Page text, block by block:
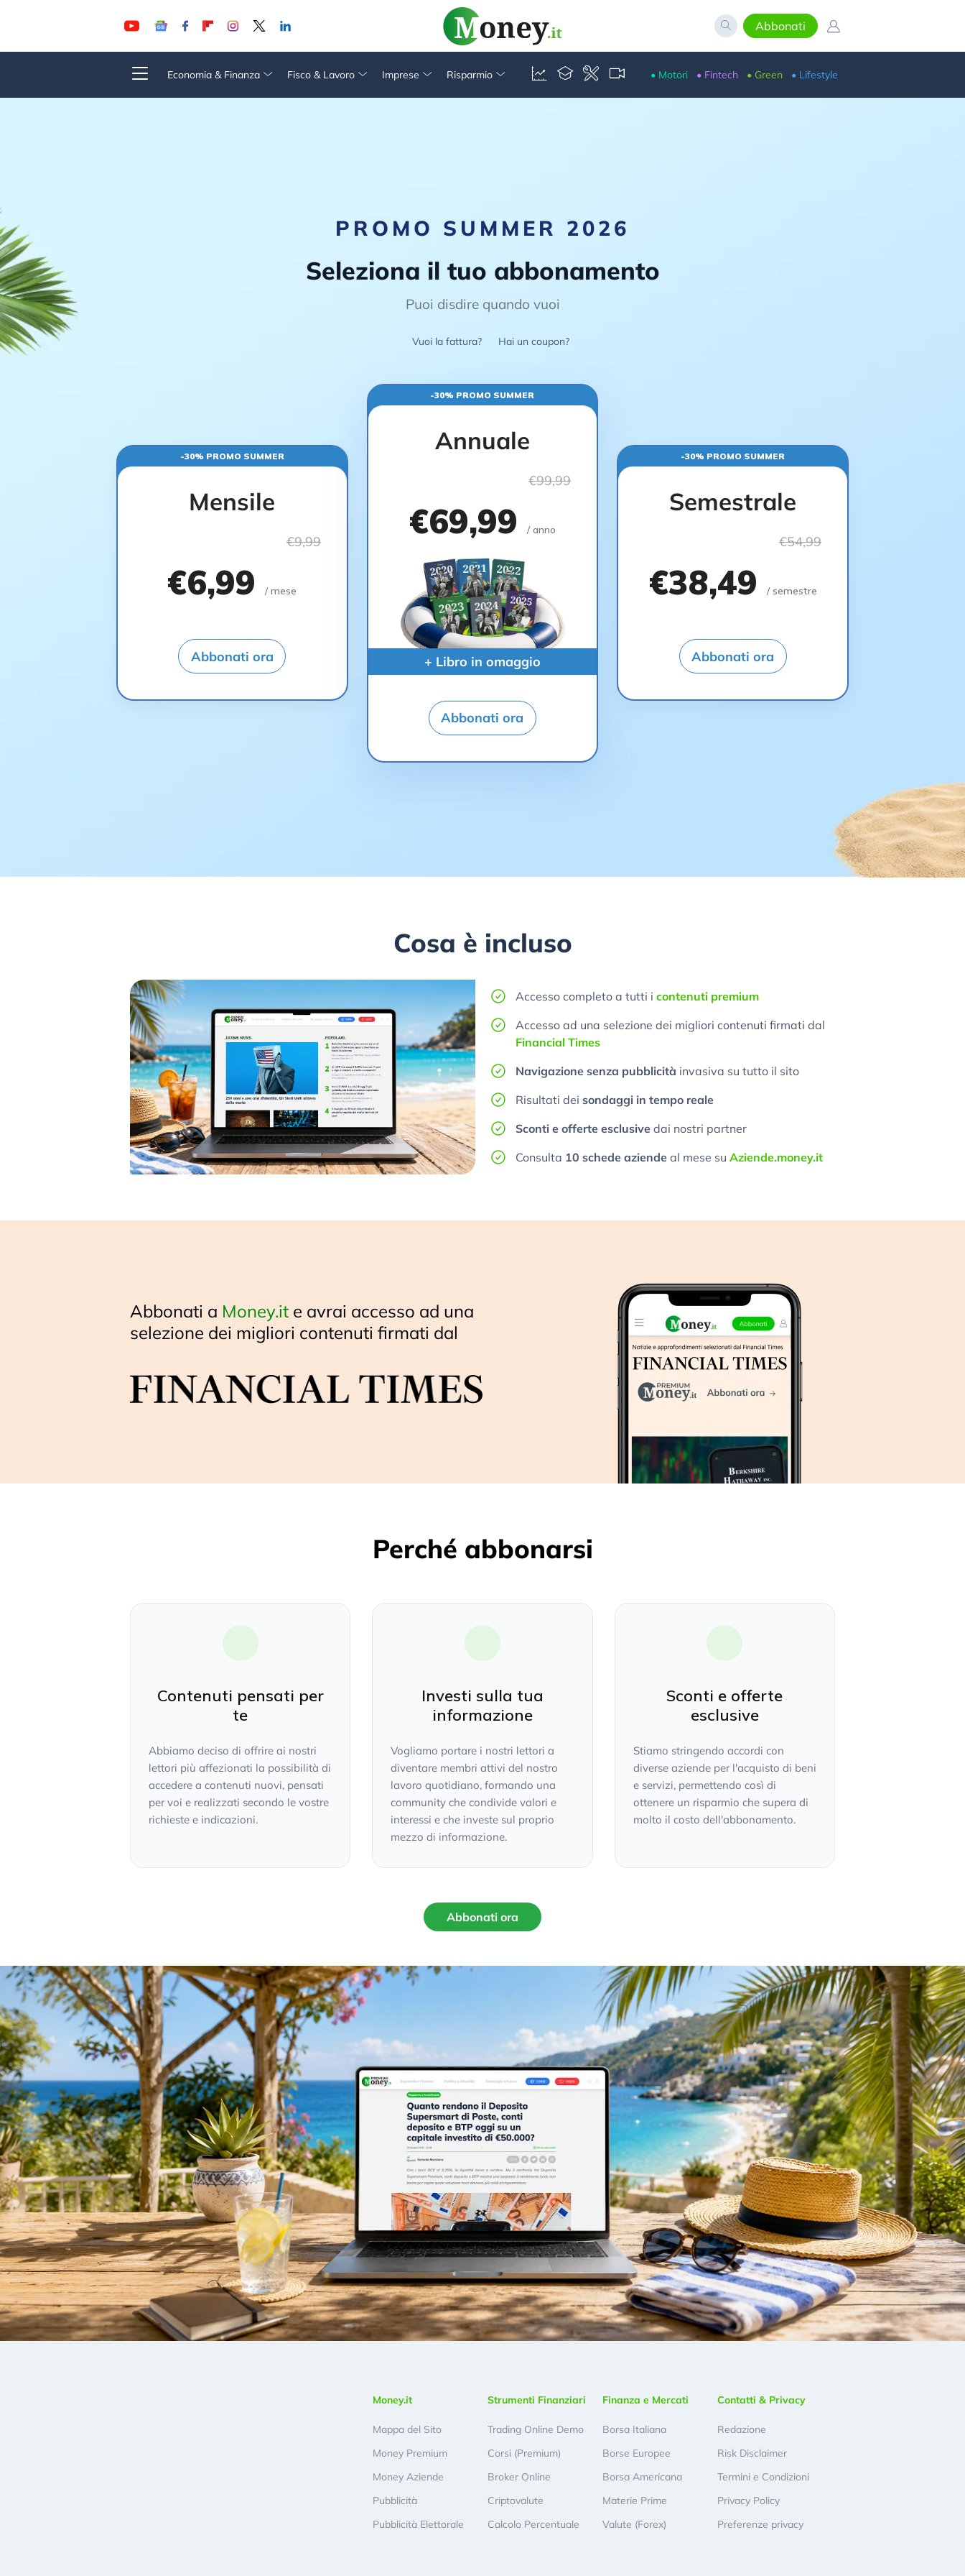
Abbonati
Economia & Finanza Fisco & Lavoro Imprese Risparmio • Motori • Fintech • Green • Lifestyle
PROMO SUMMER 2026
Seleziona il tuo abbonamento
Puoi disdire quando vuoi
Vuoi la fattura? Hai un coupon?
-30% PROMO SUMMER
Mensile
€9,99
€6,99/ mese
Abbonati ora
-30% PROMO SUMMER
Annuale
€99,99
€69,99 / anno
+ Libro in omaggio
Abbonati ora
-30% PROMO SUMMER
Semestrale
€54,99
€38,49 / semestre
Abbonati ora
Cosa è incluso
Accesso completo a tutti i contenuti premium
Accesso ad una selezione dei migliori contenuti firmati dal
Financial Times
Navigazione senza pubblicità invasiva su tutto il sito
Risultati dei sondaggi in tempo reale
Sconti e offerte esclusive dai nostri partner
Consulta 10 schede aziende al mese su Aziende.money.it
Abbonati a Money.it e avrai accesso ad una
selezione dei migliori contenuti firmati dal
Perché abbonarsi
Contenuti pensati per
te
Abbiamo deciso di offrire ai nostri
lettori più affezionati la possibilità di
accedere a contenuti nuovi, pensati
per voi e realizzati secondo le vostre
richieste e indicazioni.
Investi sulla tua
informazione
Vogliamo portare i nostri lettori a
diventare membri attivi del nostro
lavoro quotidiano, formando una
community che condivide valori e
interessi e che investe sul proprio
mezzo di informazione.
Sconti e offerte
esclusive
Stiamo stringendo accordi con
diverse aziende per l'acquisto di beni
e servizi, permettendo così di
ottenere un risparmio che supera di
molto il costo dell'abbonamento.
Abbonati ora
Money.it
Mappa del Sito
Money Premium
Money Aziende
Pubblicità
Pubblicità Elettorale
Strumenti Finanziari
Trading Online Demo
Corsi (Premium)
Broker Online
Criptovalute
Calcolo Percentuale
Finanza e Mercati
Borsa Italiana
Borse Europee
Borsa Americana
Materie Prime
Valute (Forex)
Contatti & Privacy
Redazione
Risk Disclaimer
Termini e Condizioni
Privacy Policy
Preferenze privacy